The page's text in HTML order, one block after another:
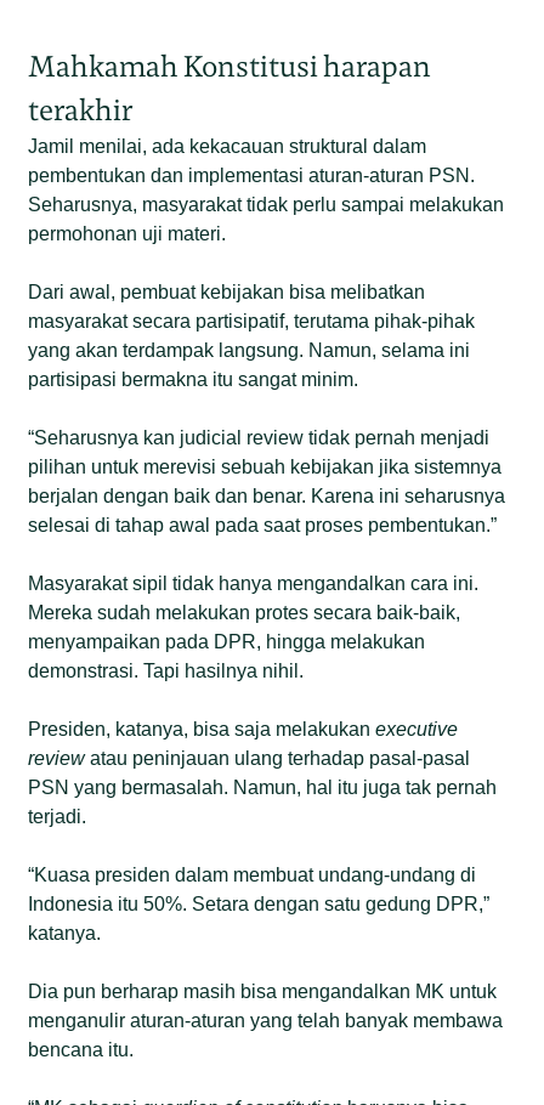
Mahkamah Konstitusi harapan
terakhir
Jamil menilai, ada kekacauan struktural dalam
pembentukan dan implementasi aturan-aturan PSN.
Seharusnya, masyarakat tidak perlu sampai melakukan
permohonan uji materi.
Dari awal, pembuat kebijakan bisa melibatkan
masyarakat secara partisipatif, terutama pihak-pihak
yang akan terdampak langsung. Namun, selama ini
partisipasi bermakna itu sangat minim.
“Seharusnya kan judicial review tidak pernah menjadi
pilihan untuk merevisi sebuah kebijakan jika sistemnya
berjalan dengan baik dan benar. Karena ini seharusnya
selesai di tahap awal pada saat proses pembentukan.”
Masyarakat sipil tidak hanya mengandalkan cara ini.
Mereka sudah melakukan protes secara baik-baik,
menyampaikan pada DPR, hingga melakukan
demonstrasi. Tapi hasilnya nihil.
Presiden, katanya, bisa saja melakukanexecutive
reviewatau peninjauan ulang terhadap pasal-pasal
PSN yang bermasalah. Namun, hal itu juga tak pernah
terjadi.
“Kuasa presiden dalam membuat undang-undang di
Indonesia itu 50%. Setara dengan satu gedung DPR,”
katanya.
Dia pun berharap masih bisa mengandalkan MK untuk
menganulir aturan-aturan yang telah banyak membawa
bencana itu.